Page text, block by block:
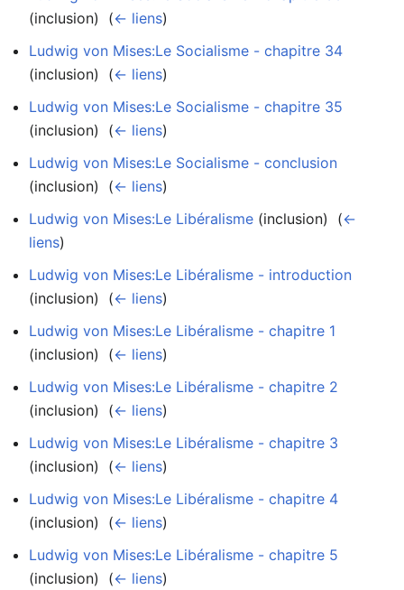
(inclusion) ‎ (← liens)
Ludwig von Mises:Le Socialisme - chapitre 34
(inclusion) ‎ (← liens)
Ludwig von Mises:Le Socialisme - chapitre 35
(inclusion) ‎ (← liens)
Ludwig von Mises:Le Socialisme - conclusion
(inclusion) ‎ (← liens)
Ludwig von Mises:Le Libéralisme (inclusion) ‎ (←
liens)
Ludwig von Mises:Le Libéralisme - introduction
(inclusion) ‎ (← liens)
Ludwig von Mises:Le Libéralisme - chapitre 1
(inclusion) ‎ (← liens)
Ludwig von Mises:Le Libéralisme - chapitre 2
(inclusion) ‎ (← liens)
Ludwig von Mises:Le Libéralisme - chapitre 3
(inclusion) ‎ (← liens)
Ludwig von Mises:Le Libéralisme - chapitre 4
(inclusion) ‎ (← liens)
Ludwig von Mises:Le Libéralisme - chapitre 5
(inclusion) ‎ (← liens)